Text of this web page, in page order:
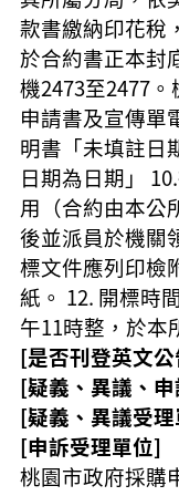
款書繳納印花稅
於合約書正本封
機2473至2477
申請書及宣傳單
明書「未填註日
日期為日期」
用（合約由本公
後並派員於機關
標文件應列印檢
紙。 12. 開標時
午11時整，於本
[是否刊登英文
[疑義、異議、
[疑義、異議受
[申訴受理單位]
桃園市政府採購